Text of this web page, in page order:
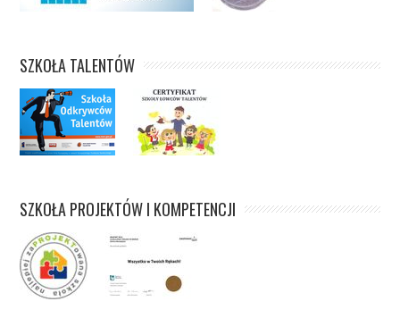
SZKOŁA TALENTÓW
SZKOŁA PROJEKTÓW I KOMPETENCJI